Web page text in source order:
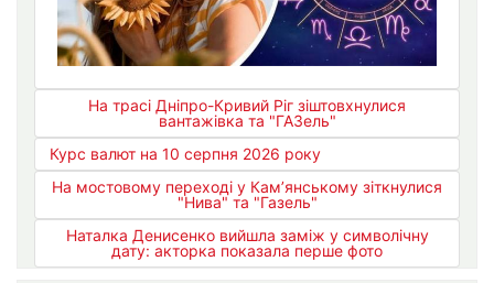
На трасі Дніпро-Кривий Ріг зіштовхнулися
вантажівка та "ГАЗель"
Курс валют на 10 серпня 2026 року
На мостовому переході у Кам’янському зіткнулися
"Нива" та "Газель"
Наталка Денисенко вийшла заміж у символічну
дату: акторка показала перше фото